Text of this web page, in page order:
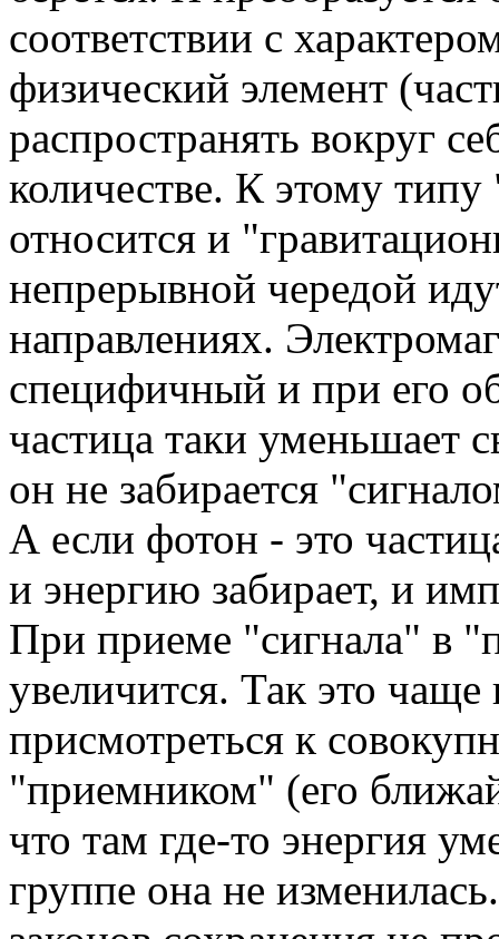
соответствии с
физический элемент
распространять вокруг
количестве. К этому
относится и
непрерывной чередой
направлениях.
специфичный и при его
частица таки уменьшает
он не забирается
А если фотон - это
и энергию забирает, и
При приеме "сигнала" в
увеличится. Так это
присмотреться к
"приемником" (его
что там где-то энергия
группе она не